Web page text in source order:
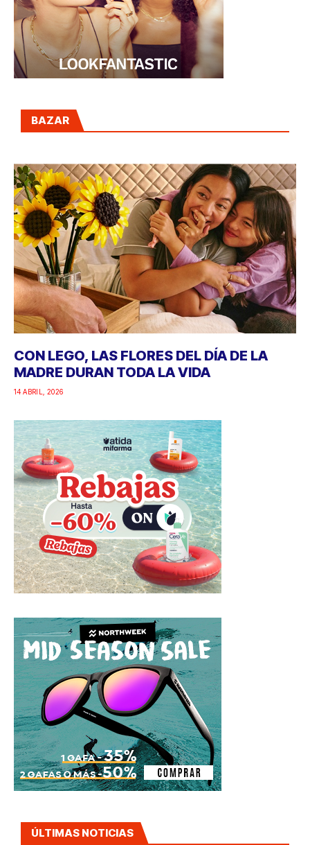
BAZAR
CON LEGO, LAS FLORES DEL DÍA DE LA
MADRE DURAN TODA LA VIDA
14 ABRIL, 2026
ÚLTIMAS NOTICIAS